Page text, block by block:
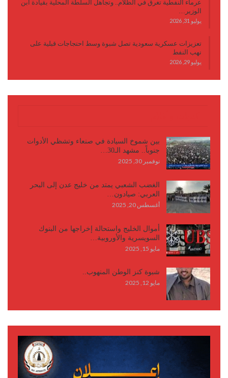
عرماء النفطية تغرق في الظلام.. وتجاهل السلطة المحلية بقيادة ابن
الوزير…
يوليو 31, 2026
تعزيزات عسكرية سعودية تصل شبوة وسط احتجاجات قبلية على
نهب النفط
يوليو 29, 2026
بين شموخ السيادة في صنعاء وتشظي الأدوات
جنوباً.. مشهد الـ30…
نوفمبر 30, 2025
الغضب الشعبي يمتد من خليج عدن إلى البحر
العربي: صيادون…
أغسطس 20, 2025
أموال الخليج واستحالة إخراجها من البنوك
السويسرية والأوروبية…
مايو 15, 2025
شبوة كنز الوطن المنهوب..
مايو 12, 2025